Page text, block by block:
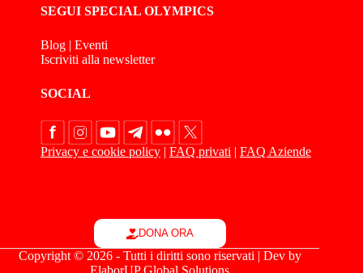
SEGUI SPECIAL OLYMPICS
Blog | Eventi
Iscriviti alla newsletter
SOCIAL
Privacy e cookie policy | FAQ privati | FAQ Aziende
DONA ORA
Copyright © 2026 - Tutti i diritti sono riservati | Dev by
ElaborUP Global Solutions